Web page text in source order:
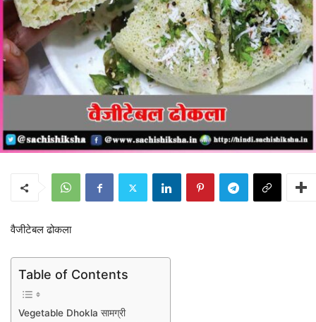
वैजीटेबल ढोकला
Table of Contents
Vegetable Dhokla सामग्री